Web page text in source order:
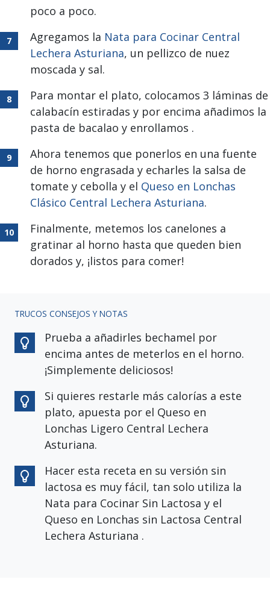
poco a poco.
Agregamos la Nata para Cocinar Central
Lechera Asturiana, un pellizco de nuez
moscada y sal.
Para montar el plato, colocamos 3 láminas de
calabacín estiradas y por encima añadimos la
pasta de bacalao y enrollamos .
Ahora tenemos que ponerlos en una fuente
de horno engrasada y echarles la salsa de
tomate y cebolla y el Queso en Lonchas
Clásico Central Lechera Asturiana.
Finalmente, metemos los canelones a
gratinar al horno hasta que queden bien
dorados y, ¡listos para comer!
TRUCOS CONSEJOS Y NOTAS
Prueba a añadirles bechamel por
encima antes de meterlos en el horno.
¡Simplemente deliciosos!
Si quieres restarle más calorías a este
plato, apuesta por el Queso en
Lonchas Ligero Central Lechera
Asturiana.
Hacer esta receta en su versión sin
lactosa es muy fácil, tan solo utiliza la
Nata para Cocinar Sin Lactosa y el
Queso en Lonchas sin Lactosa Central
Lechera Asturiana .